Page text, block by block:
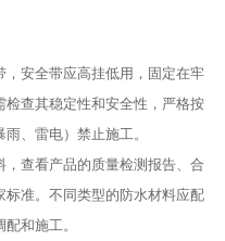
安全带应高挂低用，固定在牢
检查其稳定性和安全性，严格按
、雷电）禁止施工。​
查看产品的质量检测报告、合
准。不同类型的防水材料应配
和施工。​